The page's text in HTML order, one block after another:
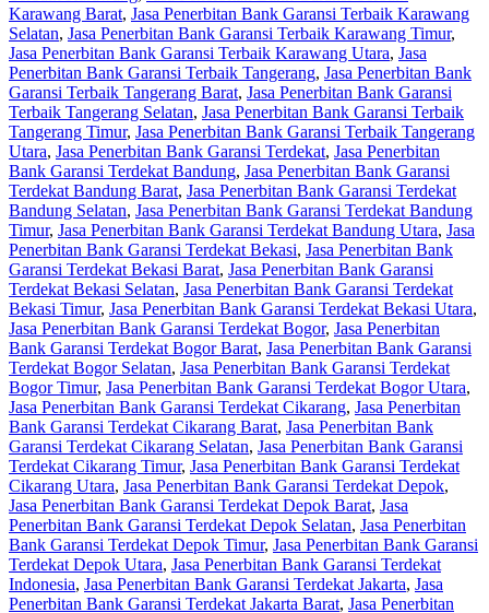
Karawang Barat, Jasa Penerbitan Bank Garansi Terbaik Karawang
Selatan, Jasa Penerbitan Bank Garansi Terbaik Karawang Timur,
Jasa Penerbitan Bank Garansi Terbaik Karawang Utara, Jasa
Penerbitan Bank Garansi Terbaik Tangerang, Jasa Penerbitan Bank
Garansi Terbaik Tangerang Barat, Jasa Penerbitan Bank Garansi
Terbaik Tangerang Selatan, Jasa Penerbitan Bank Garansi Terbaik
Tangerang Timur, Jasa Penerbitan Bank Garansi Terbaik Tangerang
Utara, Jasa Penerbitan Bank Garansi Terdekat, Jasa Penerbitan
Bank Garansi Terdekat Bandung, Jasa Penerbitan Bank Garansi
Terdekat Bandung Barat, Jasa Penerbitan Bank Garansi Terdekat
Bandung Selatan, Jasa Penerbitan Bank Garansi Terdekat Bandung
Timur, Jasa Penerbitan Bank Garansi Terdekat Bandung Utara, Jasa
Penerbitan Bank Garansi Terdekat Bekasi, Jasa Penerbitan Bank
Garansi Terdekat Bekasi Barat, Jasa Penerbitan Bank Garansi
Terdekat Bekasi Selatan, Jasa Penerbitan Bank Garansi Terdekat
Bekasi Timur, Jasa Penerbitan Bank Garansi Terdekat Bekasi Utara,
Jasa Penerbitan Bank Garansi Terdekat Bogor, Jasa Penerbitan
Bank Garansi Terdekat Bogor Barat, Jasa Penerbitan Bank Garansi
Terdekat Bogor Selatan, Jasa Penerbitan Bank Garansi Terdekat
Bogor Timur, Jasa Penerbitan Bank Garansi Terdekat Bogor Utara,
Jasa Penerbitan Bank Garansi Terdekat Cikarang, Jasa Penerbitan
Bank Garansi Terdekat Cikarang Barat, Jasa Penerbitan Bank
Garansi Terdekat Cikarang Selatan, Jasa Penerbitan Bank Garansi
Terdekat Cikarang Timur, Jasa Penerbitan Bank Garansi Terdekat
Cikarang Utara, Jasa Penerbitan Bank Garansi Terdekat Depok,
Jasa Penerbitan Bank Garansi Terdekat Depok Barat, Jasa
Penerbitan Bank Garansi Terdekat Depok Selatan, Jasa Penerbitan
Bank Garansi Terdekat Depok Timur, Jasa Penerbitan Bank Garansi
Terdekat Depok Utara, Jasa Penerbitan Bank Garansi Terdekat
Indonesia, Jasa Penerbitan Bank Garansi Terdekat Jakarta, Jasa
Penerbitan Bank Garansi Terdekat Jakarta Barat, Jasa Penerbitan